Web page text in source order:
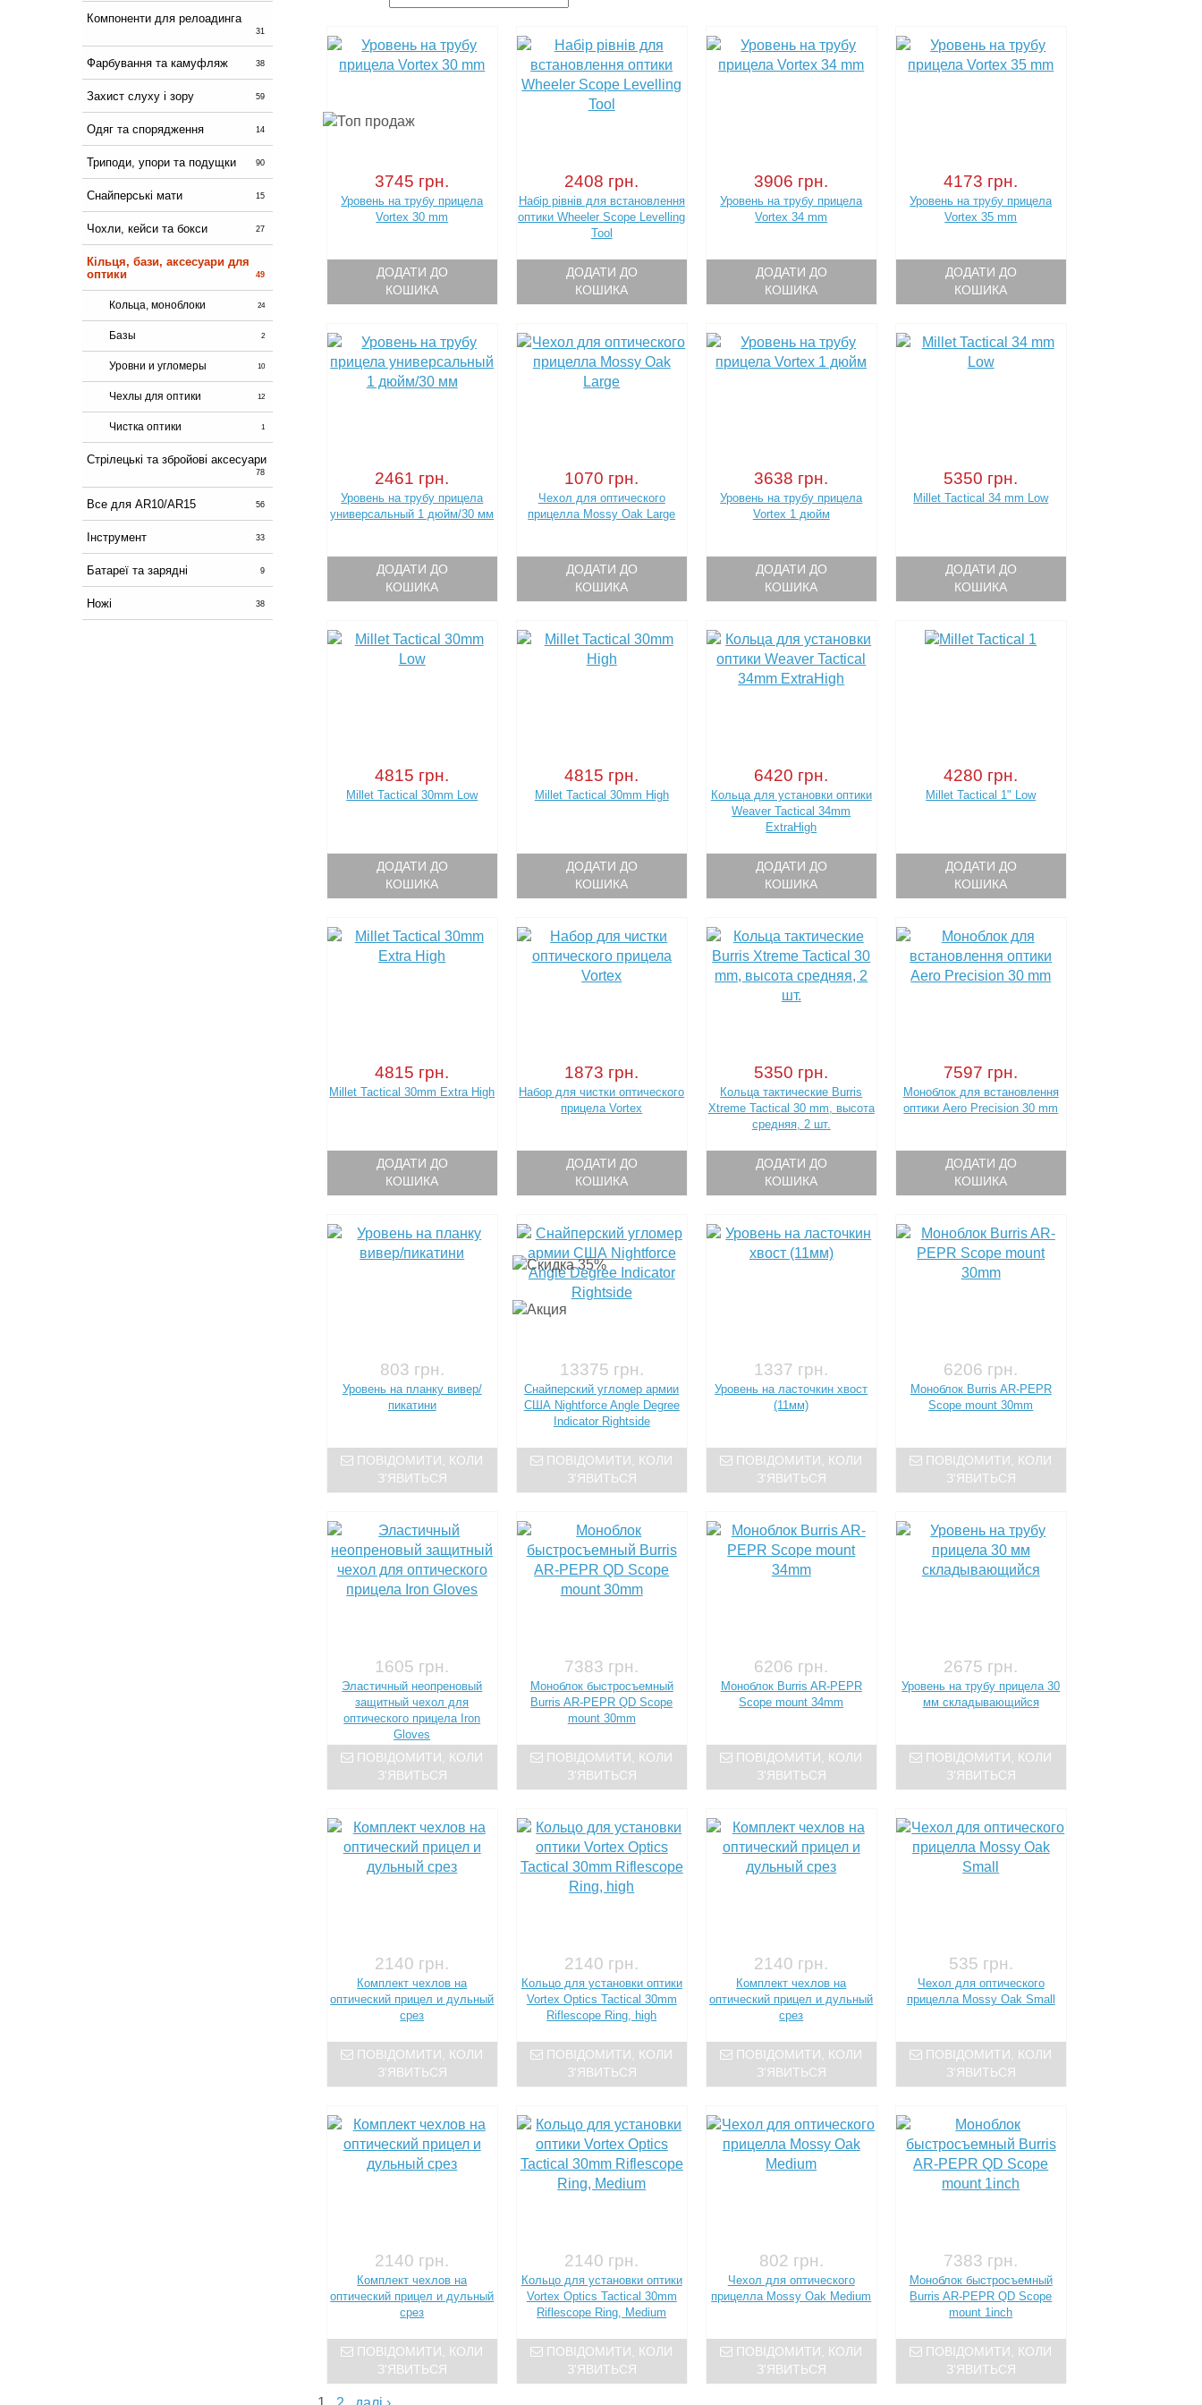
Компоненти для релоадинга
31
Фарбування та камуфляж 38
Захист слуху і зору 59
Одяг та спорядження 14
Триподи, упори та подущки 90
Снайперські мати 15
Чохли, кейси та бокси 27
Кільця, бази, аксесуари для
оптики
49
Кольца, моноблоки 24
Базы 2
Уровни и угломеры 10
Чехлы для оптики 12
Чистка оптики 1
Стрілецькі та збройові аксесуари
78
Все для AR10/AR15 56
Інструмент 33
Батареї та зарядні 9
Ножі 38
3745 грн.
Уровень на трубу прицела
Vortex 30 mm
ДОДАТИ ДО
КОШИКА
2408 грн.
Набір рівнів для встановлення
оптики Wheeler Scope Levelling
Tool
ДОДАТИ ДО
КОШИКА
3906 грн.
Уровень на трубу прицела
Vortex 34 mm
ДОДАТИ ДО
КОШИКА
4173 грн.
Уровень на трубу прицела
Vortex 35 mm
ДОДАТИ ДО
КОШИКА
2461 грн.
Уровень на трубу прицела
универсальный 1 дюйм/30 мм
ДОДАТИ ДО
КОШИКА
1070 грн.
Чехол для оптического
прицелла Mossy Oak Large
ДОДАТИ ДО
КОШИКА
3638 грн.
Уровень на трубу прицела
Vortex 1 дюйм
ДОДАТИ ДО
КОШИКА
5350 грн.
Millet Tactical 34 mm Low
ДОДАТИ ДО
КОШИКА
4815 грн.
Millet Tactical 30mm Low
ДОДАТИ ДО
КОШИКА
4815 грн.
Millet Tactical 30mm High
ДОДАТИ ДО
КОШИКА
6420 грн.
Кольца для установки оптики
Weaver Tactical 34mm
ExtraHigh
ДОДАТИ ДО
КОШИКА
4280 грн.
Millet Tactical 1" Low
ДОДАТИ ДО
КОШИКА
4815 грн.
Millet Tactical 30mm Extra High
ДОДАТИ ДО
КОШИКА
1873 грн.
Набор для чистки оптического
прицела Vortex
ДОДАТИ ДО
КОШИКА
5350 грн.
Кольца тактические Burris
Xtreme Tactical 30 mm, высота
средняя, 2 шт.
ДОДАТИ ДО
КОШИКА
7597 грн.
Моноблок для встановлення
оптики Aero Precision 30 mm
ДОДАТИ ДО
КОШИКА
803 грн.
Уровень на планку вивер/
пикатини
ПОВІДОМИТИ, КОЛИ
З'ЯВИТЬСЯ
13375 грн.
Снайперский угломер армии
США Nightforce Angle Degree
Indicator Rightside
ПОВІДОМИТИ, КОЛИ
З'ЯВИТЬСЯ
1337 грн.
Уровень на ласточкин хвост
(11мм)
ПОВІДОМИТИ, КОЛИ
З'ЯВИТЬСЯ
6206 грн.
Моноблок Burris AR-PEPR
Scope mount 30mm
ПОВІДОМИТИ, КОЛИ
З'ЯВИТЬСЯ
1605 грн.
Эластичный неопреновый
защитный чехол для
оптического прицела Iron
Gloves
ПОВІДОМИТИ, КОЛИ
З'ЯВИТЬСЯ
7383 грн.
Моноблок быстросъемный
Burris AR-PEPR QD Scope
mount 30mm
ПОВІДОМИТИ, КОЛИ
З'ЯВИТЬСЯ
6206 грн.
Моноблок Burris AR-PEPR
Scope mount 34mm
ПОВІДОМИТИ, КОЛИ
З'ЯВИТЬСЯ
2675 грн.
Уровень на трубу прицела 30
мм складывающийся
ПОВІДОМИТИ, КОЛИ
З'ЯВИТЬСЯ
2140 грн.
Комплект чехлов на
оптический прицел и дульный
срез
ПОВІДОМИТИ, КОЛИ
З'ЯВИТЬСЯ
2140 грн.
Кольцо для установки оптики
Vortex Optics Tactical 30mm
Riflescope Ring, high
ПОВІДОМИТИ, КОЛИ
З'ЯВИТЬСЯ
2140 грн.
Комплект чехлов на
оптический прицел и дульный
срез
ПОВІДОМИТИ, КОЛИ
З'ЯВИТЬСЯ
535 грн.
Чехол для оптического
прицелла Mossy Oak Small
ПОВІДОМИТИ, КОЛИ
З'ЯВИТЬСЯ
2140 грн.
Комплект чехлов на
оптический прицел и дульный
срез
ПОВІДОМИТИ, КОЛИ
З'ЯВИТЬСЯ
2140 грн.
Кольцо для установки оптики
Vortex Optics Tactical 30mm
Riflescope Ring, Medium
ПОВІДОМИТИ, КОЛИ
З'ЯВИТЬСЯ
802 грн.
Чехол для оптического
прицелла Mossy Oak Medium
ПОВІДОМИТИ, КОЛИ
З'ЯВИТЬСЯ
7383 грн.
Моноблок быстросъемный
Burris AR-PEPR QD Scope
mount 1inch
ПОВІДОМИТИ, КОЛИ
З'ЯВИТЬСЯ